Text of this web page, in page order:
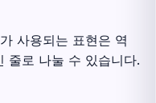
사용되는 표현은 역
줄로 나눌 수 있습니다.